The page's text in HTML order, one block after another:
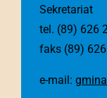
Sekretariat
tel. (89) 626
faks (89)
e-mail: